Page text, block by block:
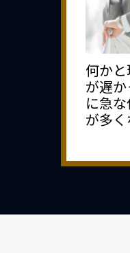
何か
が遅
に急
が多